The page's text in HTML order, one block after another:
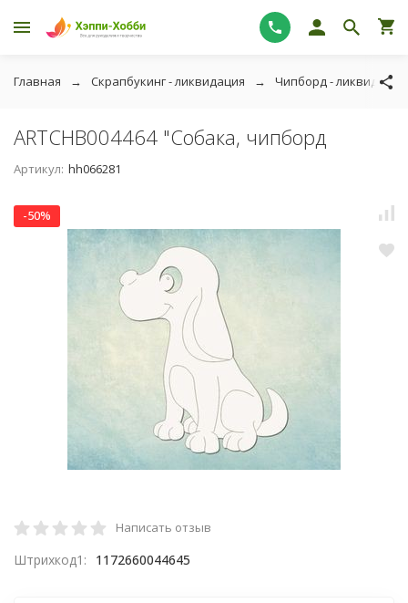
Главная Скрапбукинг - ликвидация Чипборд - ликвидация
ARTCHB004464 "Собака, чипборд
Артикул: hh066281
-50%
Написать отзыв
Штрихкод1: 1172660044645